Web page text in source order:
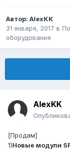
Автор: AlexKK
31 января, 2017 в
оборудования
AlexKK
[Продам]
1)Новые модули